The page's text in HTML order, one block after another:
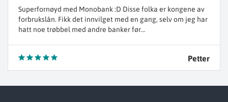
Superfornøyd med Monobank :D Disse folka er kongene av
forbrukslån. Fikk det innvilget med en gang, selv om jeg har
hatt noe trøbbel med andre banker før…
Petter